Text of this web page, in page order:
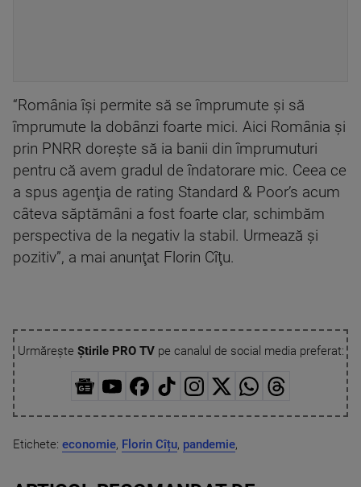
“România îşi permite să se împrumute şi să
împrumute la dobânzi foarte mici. Aici România şi
prin PNRR doreşte să ia banii din împrumuturi
pentru că avem gradul de îndatorare mic. Ceea ce
a spus agenţia de rating Standard & Poor’s acum
câteva săptămâni a fost foarte clar, schimbăm
perspectiva de la negativ la stabil. Urmează şi
pozitiv”, a mai anunţat Florin Cîţu.
Urmărește Știrile PRO TVpe canalul de social media preferat:
Etichete: economie, Florin Cîțu, pandemie,